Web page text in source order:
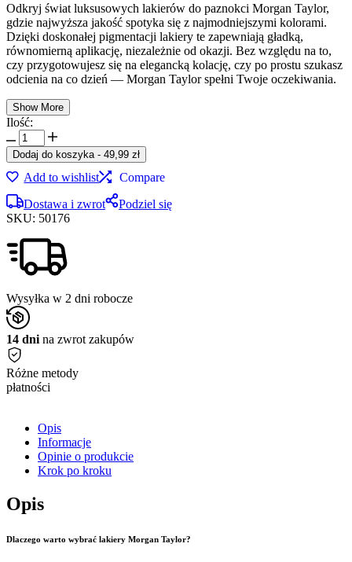
Odkryj świat luksusowych lakierów do paznokci Morgan Taylor,
gdzie najwyższa jakość spotyka się z najmodniejszymi kolorami.
Dzięki doskonałej pigmentacji lakiery te zapewniają gładką,
równomierną aplikację, niezależnie od okazji. Bez względu na to,
czy przygotowujesz się na elegancką kolację, czy po prostu szukasz
odcienia na co dzień — Morgan Taylor spełni Twoje oczekiwania.
Show More
Ilość:
ilość
Morgan
Taylor
Cancan
Dance?
Dodaj do koszyka - 49,99 zł
Add to wishlist
Compare
Dostawa i zwrot
Podziel się
SKU: 50176
Wysyłka w 2 dni robocze
14 dni na zwrot zakupów
Różne metody
płatności
Opis
Informacje
Opinie o produkcie
Krok po kroku
Opis
Dlaczego warto wybrać lakiery Morgan Taylor?